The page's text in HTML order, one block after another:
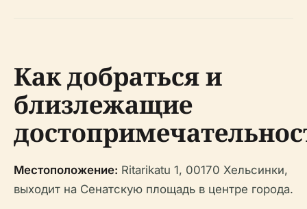
Как добраться и
близлежащие
Местоположение: Ritarikatu 1, 00170 Хельсинки,
выходит на Сенатскую площадь в центре города.